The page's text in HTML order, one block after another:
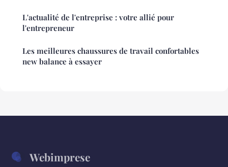
L'actualité de l'entreprise : votre allié pour
l'entrepreneur
Les meilleures chaussures de travail confortables
new balance à essayer
Webimprese